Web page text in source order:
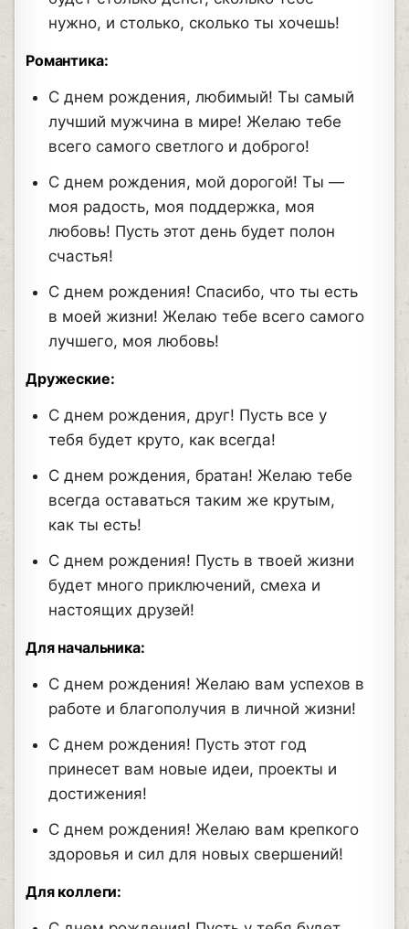
нужно, и столько, сколько ты хочешь!
Романтика:
С днем рождения, любимый! Ты самый
лучший мужчина в мире! Желаю тебе
всего самого светлого и доброго!
С днем рождения, мой дорогой! Ты —
моя радость, моя поддержка, моя
любовь! Пусть этот день будет полон
счастья!
С днем рождения! Спасибо, что ты есть
в моей жизни! Желаю тебе всего самого
лучшего, моя любовь!
Дружеские:
С днем рождения, друг! Пусть все у
тебя будет круто, как всегда!
С днем рождения, братан! Желаю тебе
всегда оставаться таким же крутым,
как ты есть!
С днем рождения! Пусть в твоей жизни
будет много приключений, смеха и
настоящих друзей!
Для начальника:
С днем рождения! Желаю вам успехов в
работе и благополучия в личной жизни!
С днем рождения! Пусть этот год
принесет вам новые идеи, проекты и
достижения!
С днем рождения! Желаю вам крепкого
здоровья и сил для новых свершений!
Для коллеги: